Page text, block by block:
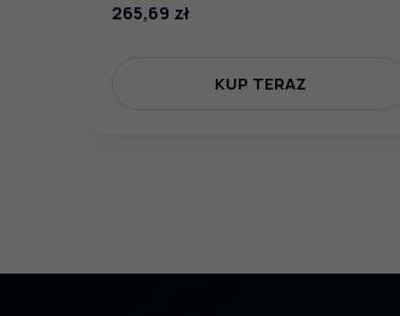
265,69 zł
KUP TERAZ